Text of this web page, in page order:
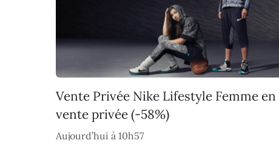
Vente Privée Nike Lifestyle Femme en
vente privée (-58%)
Aujourd’hui à 10h57